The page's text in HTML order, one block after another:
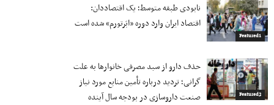
Featured1
نابودی طبقه متوسط؛ یک اقتصاددان:
اقتصاد ایران وارد دوره «ابَرتورم» شده‌ است
Featured2
حذف دارو از سبد مصرفی خانوارها به‌ علت
گرانی؛ تردید درباره تأمین منابع مورد نیاز
صنعت داروسازی در بودجه سال آینده